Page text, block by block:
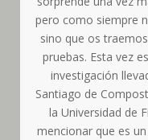
pero como siempre
sino que os
pruebas. Esta vez
investigación
Santiago de
la Universidad de
mencionar que es